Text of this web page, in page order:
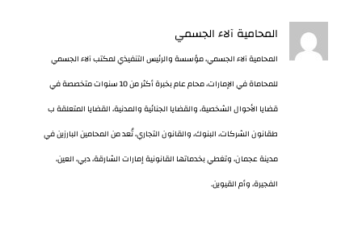
المحامية آلاء الجسمي
المحامية آلاء الجسمي، مؤسسة والرئيس التنفيذي لمكتب آلاء الجسمي
للمحاماة في الإمارات، محام عام بخبرة أكثر من 10 سنوات متخصصة في
قضايا الأحوال الشخصية، والقضايا الجنائية والمدنية، القضايا المتعلقة ب
طقانون الشركات، البنوك، والقانون التجاري، تُعد من المحامين البارزين في
مدينة عجمان، وتغطي بخدماتها القانونية إمارات الشارقة، دبي، العين،
الفجيرة، وأم القيوين.